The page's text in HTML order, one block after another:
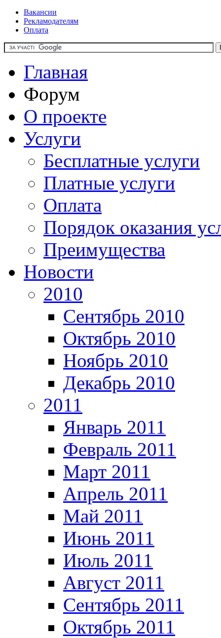
Вакансии
Рекламодателям
Оплата
Главная
Форум
О проекте
Услуги
Бесплатные услуги
Платные услуги
Оплата
Порядок оказания
Преимущества
Новости
2010
Сентябрь 2010
Октябрь 2010
Ноябрь 2010
Декабрь 2010
2011
Январь 2011
Февраль 2011
Март 2011
Апрель 2011
Май 2011
Июнь 2011
Июль 2011
Август 2011
Сентябрь 2011
Октябрь 2011